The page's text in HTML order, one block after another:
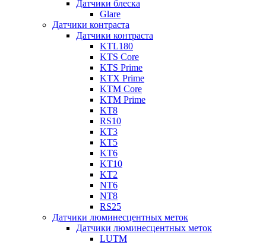
Датчики блеска
Glare
Датчики контраста
Датчики контраста
KTL180
KTS Core
KTS Prime
KTX Prime
KTM Core
KTM Prime
KT8
RS10
KT3
KT5
KT6
KT10
KT2
NT6
NT8
RS25
Датчики люминесцентных меток
Датчики люминесцентных меток
LUTM